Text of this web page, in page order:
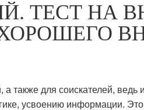
ТЕСТ НА
также для соискателей, ведь
усвоению информации. Это